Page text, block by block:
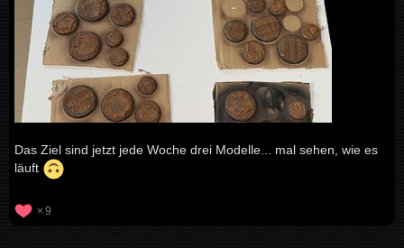
Das Ziel sind jetzt jede Woche drei Modelle... mal sehen, wie es
läuft
9